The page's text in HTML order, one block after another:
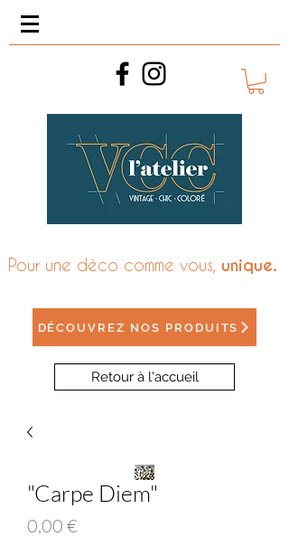
Pour une déco comme vous, unique.
DÉCOUVREZ NOS PRODUITS
Retour à l'accueil
"Carpe Diem"
0,00 €